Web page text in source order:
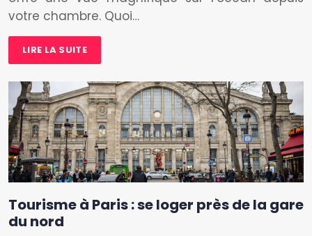
votre chambre. Quoi…
LIRE LA SUITE
Tourisme à Paris : se loger près de la gare
du nord